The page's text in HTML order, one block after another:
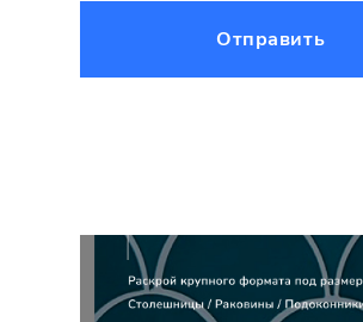
Отправить